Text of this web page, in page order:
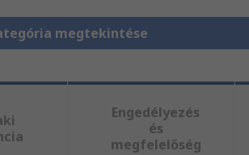
megtekintése
Engedélyezés
és
megfelelőség